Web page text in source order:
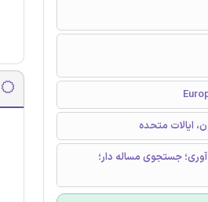
جستجوی مساله دار؛